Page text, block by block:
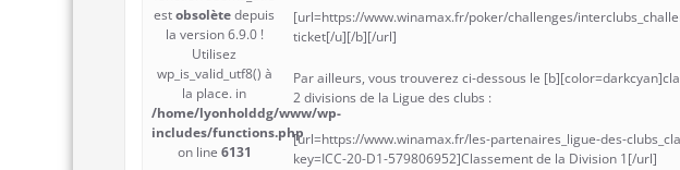
estobsolètedepuis
la version 6.9.0 !
Utilisez
wp_is_valid_utf8() à
la place. in
/home/lyonholddg/www/wp-
includes/functions.php
on line 6131
[url=https://www.winamax.fr/poker/challenges/
ticket[/u][/b][/url]
Par ailleurs, vous trouverez ci-dessous le
2 divisions de la Ligue des clubs :
[url=https://www.winamax.fr/les-partenaires_ligue-des-
key=ICC-20-D1-579806952]Classement de la Division 1[/url]